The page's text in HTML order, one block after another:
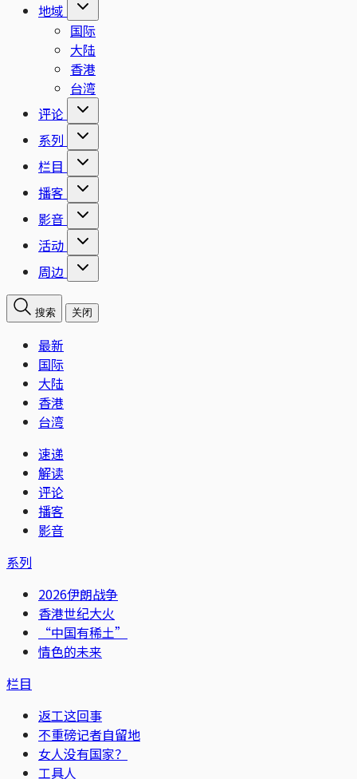
地域
国际
大陆
香港
台湾
评论
系列
栏目
播客
影音
活动
周边
搜索 关闭
最新
国际
大陆
香港
台湾
速递
解读
评论
播客
影音
系列
2026伊朗战争
香港世纪大火
“中国有稀土”
情色的未来
栏目
返工这回事
不重磅记者自留地
女人没有国家？
工具人